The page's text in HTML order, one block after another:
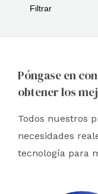
Filtrar
Póngase en
obtener los
Todos nuestros
necesidades
tecnología para